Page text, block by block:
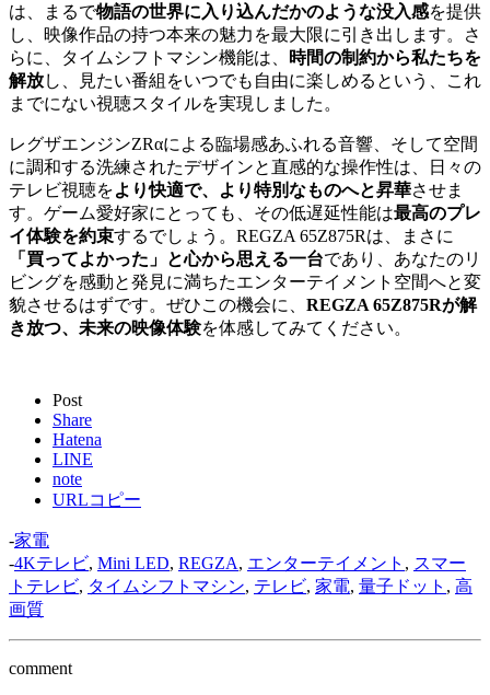
は、まるで物語の世界に入り込んだかのような没入感を提供
し、映像作品の持つ本来の魅力を最大限に引き出します。さ
らに、タイムシフトマシン機能は、
時間の制約から私たちを
解放し、見たい番組をいつでも自由に楽しめるという、これ
までにない視聴スタイルを実現しました。
レグザエンジンZRαによる臨場感あふれる音響、そして空間
に調和する洗練されたデザインと直感的な操作性は、日々の
テレビ視聴をより快適で、より特別なものへと昇華させま
す。ゲーム愛好家にとっても、その低遅延性能は最高のプレ
イ体験を約束するでしょう。REGZA 65Z875Rは、まさに
「買ってよかった」と心から思える一台であり、あなたのリ
ビングを感動と発見に満ちたエンターテイメント空間へと変
貌させるはずです。ぜひこの機会に、 REGZA 65Z875Rが解
き放つ、未来の映像体験を体感してみてください。
Post
Share
Hatena
LINE
note
URLコピー
-家電
-4Kテレビ, Mini LED, REGZA, エンターテイメント , スマー
トテレビ, タイムシフトマシン, テレビ, 家電, 量子ドット , 高
画質
comment